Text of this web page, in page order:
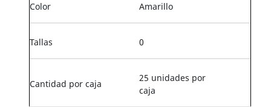
Color Amarillo
Tallas 0
Cantidad por caja
25 unidades por
caja